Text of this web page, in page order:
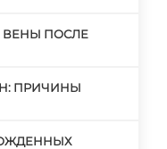
ПОСЛЕ
ПРИЧИНЫ